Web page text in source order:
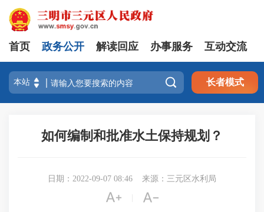
首页 政务公开 解读回应 办事服务 互动交流
 长者模式
如何编制和批准水土保持规划？
日期：2022-09-07 08:46 来源：三元区水利局
 